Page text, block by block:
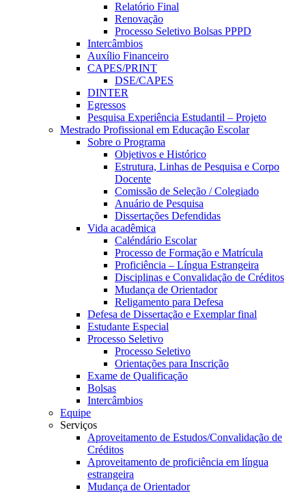
Relatório Final
Renovação
Processo Seletivo Bolsas PPPD
Intercâmbios
Auxílio Financeiro
CAPES/PRINT
DSE/CAPES
DINTER
Egressos
Pesquisa Experiência Estudantil – Projeto
Mestrado Profissional em Educação Escolar
Sobre o Programa
Objetivos e Histórico
Estrutura, Linhas de Pesquisa e Corpo
Docente
Comissão de Seleção / Colegiado
Anuário de Pesquisa
Dissertações Defendidas
Vida acadêmica
Caléndário Escolar
Processo de Formação e Matrícula
Proficiência – Língua Estrangeira
Disciplinas e Convalidação de Créditos
Mudança de Orientador
Religamento para Defesa
Defesa de Dissertação e Exemplar final
Estudante Especial
Processo Seletivo
Processo Seletivo
Orientações para Inscrição
Exame de Qualificação
Bolsas
Intercâmbios
Equipe
Serviços
Aproveitamento de Estudos/Convalidação de
Créditos
Aproveitamento de proficiência em língua
estrangeira
Mudança de Orientador